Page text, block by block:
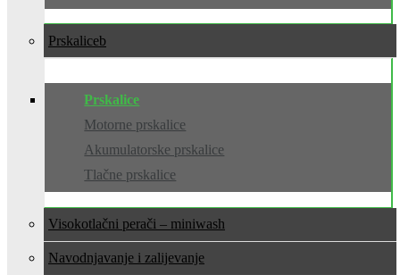
Prskalice
Prskalice
Motorne prskalice
Akumulatorske prskalice
Tlačne prskalice
Visokotlačni perači – miniwash
Navodnjavanje i zalijevanje